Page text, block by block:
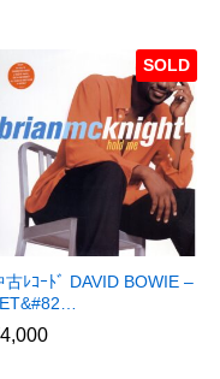
SOLD
古ﾚｺｰﾄﾞ DAVID BOWIE –
4,000